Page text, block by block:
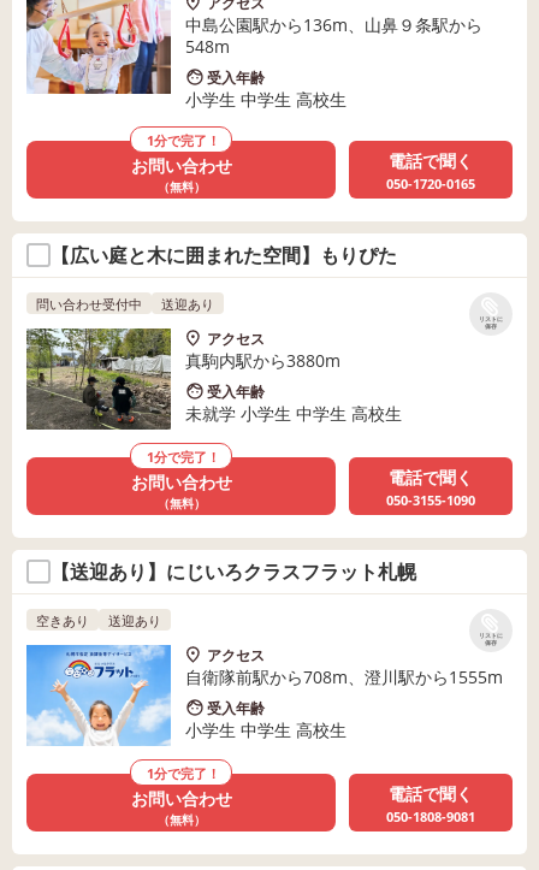
中島公園駅から136m、山鼻９条駅から
548m
受入年齢
小学生 中学生 高校生
1分で完了！
お問い合わせ
（無料）
電話で聞く
050-1720-0165
【広い庭と木に囲まれた空間】もりぴた
リストに
保存
問い合わせ受付中 送迎あり
アクセス
真駒内駅から3880m
受入年齢
未就学 小学生 中学生 高校生
1分で完了！
お問い合わせ
（無料）
電話で聞く
050-3155-1090
【送迎あり】にじいろクラスフラット札幌
リストに
保存
空きあり 送迎あり
アクセス
自衛隊前駅から708m、澄川駅から1555m
受入年齢
小学生 中学生 高校生
1分で完了！
お問い合わせ
（無料）
電話で聞く
050-1808-9081